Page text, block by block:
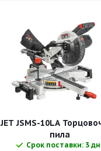
JET JSMS-10LA
пила
Срок поставки: 3